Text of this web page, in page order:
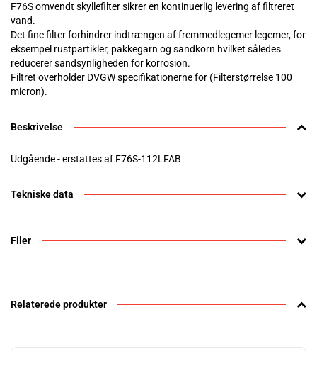
F76S omvendt skyllefilter sikrer en kontinuerlig levering af filtreret
vand.
Det fine filter forhindrer indtrængen af fremmedlegemer legemer, for
eksempel rustpartikler, pakkegarn og sandkorn hvilket således
reducerer sandsynligheden for korrosion.
Filtret overholder DVGW specifikationerne for (Filterstørrelse 100
micron).
Beskrivelse
Udgående - erstattes af F76S-112LFAB
Tekniske data
Filer
Relaterede produkter